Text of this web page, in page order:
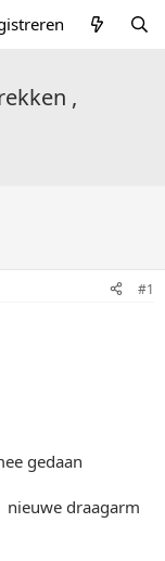
,
#1
gedaan
nieuwe draagarm